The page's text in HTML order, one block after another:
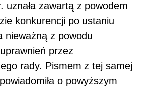
uznała zawartą z powodem
konkurencji po ustaniu
nieważną z powodu
przez
rady. Pismem z tej samej
o powyższym